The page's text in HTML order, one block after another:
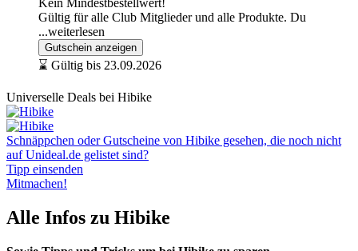
Gültig für alle Club Mitglieder und alle Produkte. Du
...weiterlesen
Gutschein anzeigen
⌛ Gültig bis 23.09.2026
Universelle Deals bei Hibike
Schnäppchen oder Gutscheine von Hibike gesehen, die noch nicht
auf Unideal.de gelistet sind?
Tipp einsenden
Mitmachen!
Alle Infos zu Hibike